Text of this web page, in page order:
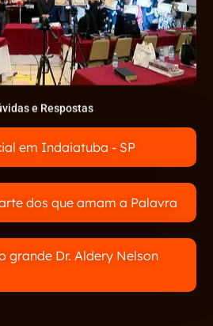
em Indaiatuba - SP
dos que amam a Palavra
grande Dr. Aldery Nelson